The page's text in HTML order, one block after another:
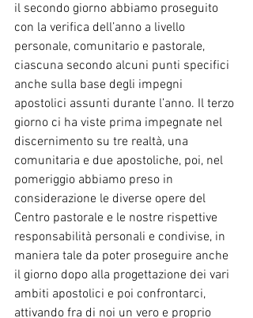
il secondo giorno abbiamo proseguito
con la verifica dell’anno a livello
personale, comunitario e pastorale,
ciascuna secondo alcuni punti specifici
anche sulla base degli impegni
apostolici assunti durante l’anno. Il terzo
giorno ci ha viste prima impegnate nel
discernimento su tre realtà, una
comunitaria e due apostoliche, poi, nel
pomeriggio abbiamo preso in
considerazione le diverse opere del
Centro pastorale e le nostre rispettive
responsabilità personali e condivise, in
maniera tale da poter proseguire anche
il giorno dopo alla progettazione dei vari
ambiti apostolici e poi confrontarci,
attivando fra di noi un vero e proprio